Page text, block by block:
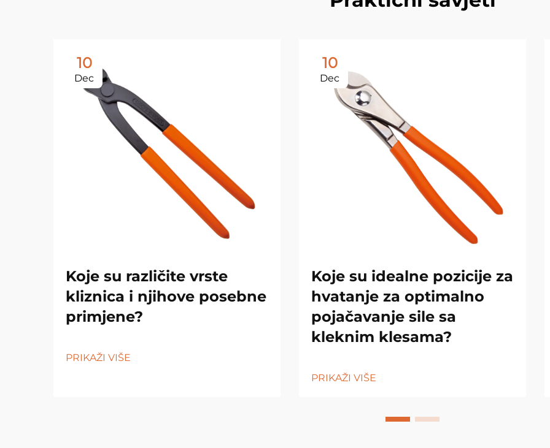
države
10
Dec
Koje su različite vrste
kliznica i njihove posebne
primjene?
PRIKAŽI VIŠE
10
Dec
Koje su idealne pozicije za
hvatanje za optimalno
pojačavanje sile sa
kleknim klesama?
PRIKAŽI VIŠE